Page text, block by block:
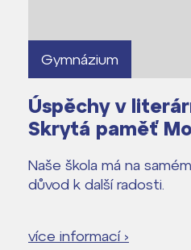
Gymnázium
Úspěchy v
Skrytá paměť
Naše škola má na
důvod k další radosti.
více informací ›